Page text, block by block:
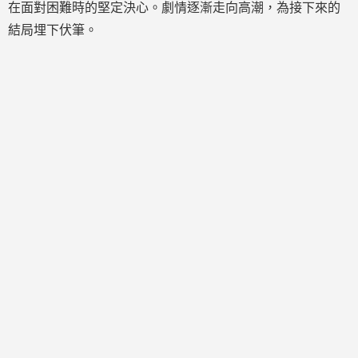
在面對困難時的堅定決心。劇情逐漸走向高潮，為接下來的
結局埋下伏筆。